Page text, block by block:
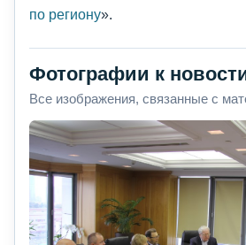
по региону».
Фотографии к
Все изображения, связанные с